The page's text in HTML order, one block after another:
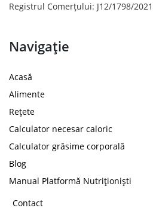
Registrul Comerțului: J12/1798/2021
Navigație
Acasă
Alimente
Rețete
Calculator necesar caloric
Calculator grăsime corporală
Blog
Manual Platformă Nutriționiști
Contact